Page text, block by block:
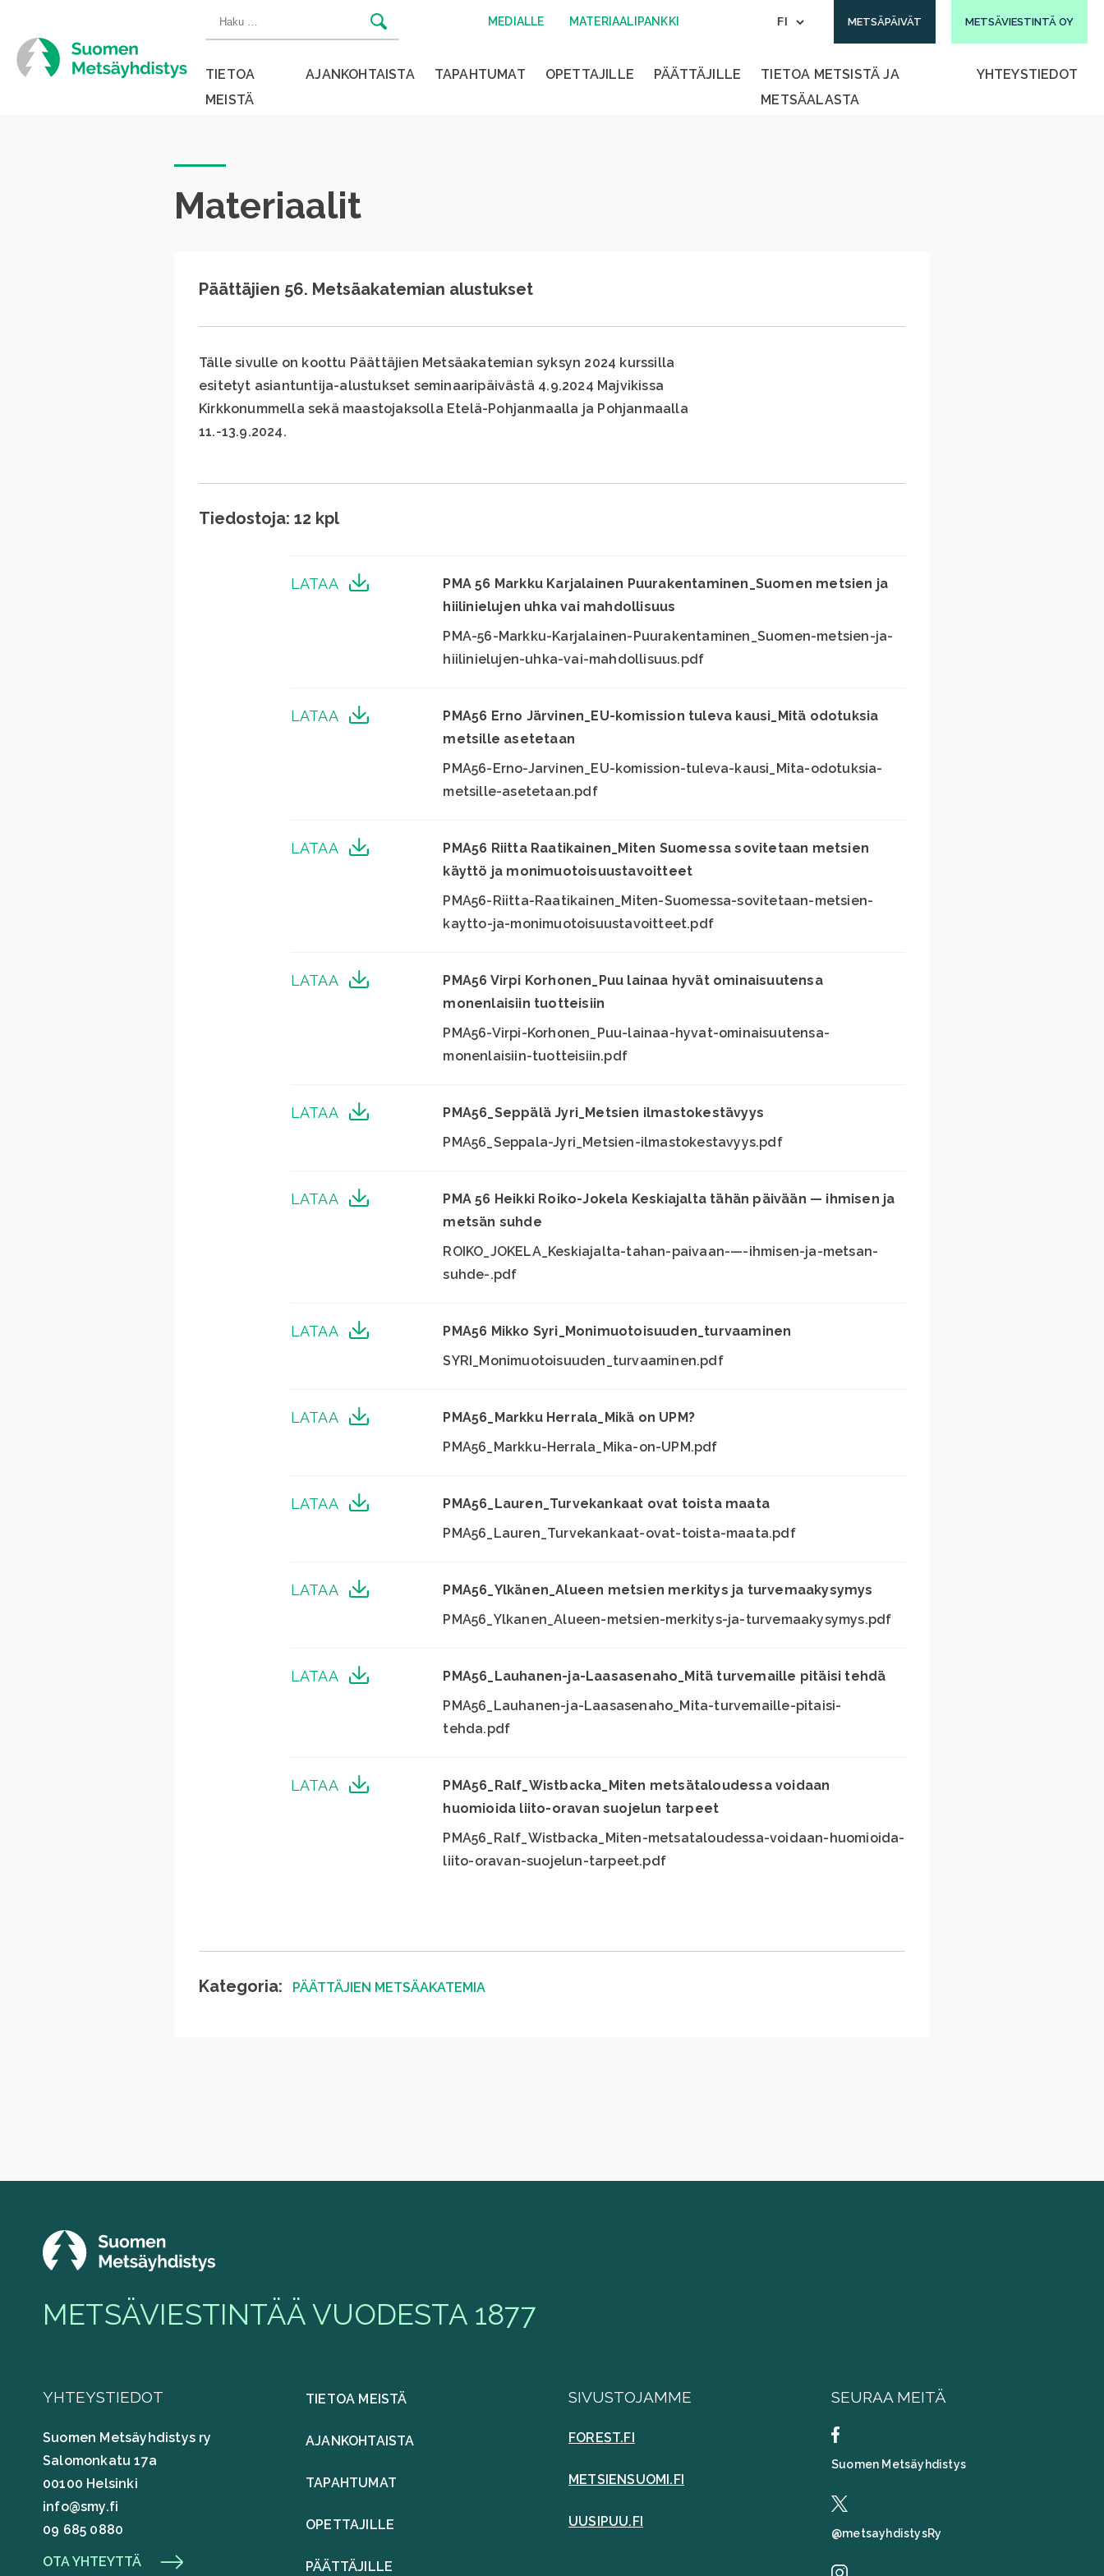
sisältöön
Haku: MEDIALLE MATERIAALIPANKKI METSÄPÄIVÄT METSÄVIESTINTÄ OY
TIETOA
MEISTÄ
AJANKOHTAISTA TAPAHTUMAT OPETTAJILLE PÄÄTTÄJILLE
TIETOA METSISTÄ JA
METSÄALASTA
YHTEYSTIEDOT
Materiaalit
Päättäjien 56. Metsäakatemian alustukset
Tälle sivulle on koottu Päättäjien Metsäakatemian syksyn 2024 kurssilla
esitetyt asiantuntija-alustukset seminaaripäivästä 4.9.2024 Majvikissa
Kirkkonummella sekä maastojaksolla Etelä-Pohjanmaalla ja Pohjanmaalla
11.-13.9.2024.
Tiedostoja: 12 kpl
LATAA
PMA 56 Markku Karjalainen Puurakentaminen_Suomen metsien ja
hiilinielujen uhka vai mahdollisuus
PMA-56-Markku-Karjalainen-Puurakentaminen_Suomen-metsien-ja-
hiilinielujen-uhka-vai-mahdollisuus.pdf
LATAA
PMA56 Erno Järvinen_EU-komission tuleva kausi_Mitä odotuksia
metsille asetetaan
PMA56-Erno-Jarvinen_EU-komission-tuleva-kausi_Mita-odotuksia-
metsille-asetetaan.pdf
LATAA
PMA56 Riitta Raatikainen_Miten Suomessa sovitetaan metsien
käyttö ja monimuotoisuustavoitteet
PMA56-Riitta-Raatikainen_Miten-Suomessa-sovitetaan-metsien-
kaytto-ja-monimuotoisuustavoitteet.pdf
LATAA
PMA56 Virpi Korhonen_Puu lainaa hyvät ominaisuutensa
monenlaisiin tuotteisiin
PMA56-Virpi-Korhonen_Puu-lainaa-hyvat-ominaisuutensa-
monenlaisiin-tuotteisiin.pdf
LATAA
PMA56_Seppälä Jyri_Metsien ilmastokestävyys
PMA56_Seppala-Jyri_Metsien-ilmastokestavyys.pdf
LATAA
PMA 56 Heikki Roiko-Jokela Keskiajalta tähän päivään — ihmisen ja
metsän suhde
ROIKO_JOKELA_Keskiajalta-tahan-paivaan-—-ihmisen-ja-metsan-
suhde-.pdf
LATAA
PMA56 Mikko Syri_Monimuotoisuuden_turvaaminen
SYRI_Monimuotoisuuden_turvaaminen.pdf
LATAA
PMA56_Markku Herrala_Mikä on UPM?
PMA56_Markku-Herrala_Mika-on-UPM.pdf
LATAA
PMA56_Lauren_Turvekankaat ovat toista maata
PMA56_Lauren_Turvekankaat-ovat-toista-maata.pdf
LATAA
PMA56_Ylkänen_Alueen metsien merkitys ja turvemaakysymys
PMA56_Ylkanen_Alueen-metsien-merkitys-ja-turvemaakysymys.pdf
LATAA
PMA56_Lauhanen-ja-Laasasenaho_Mitä turvemaille pitäisi tehdä
PMA56_Lauhanen-ja-Laasasenaho_Mita-turvemaille-pitaisi-
tehda.pdf
LATAA
PMA56_Ralf_Wistbacka_Miten metsätaloudessa voidaan
huomioida liito-oravan suojelun tarpeet
PMA56_Ralf_Wistbacka_Miten-metsataloudessa-voidaan-huomioida-
liito-oravan-suojelun-tarpeet.pdf
Kategoria: PÄÄTTÄJIEN METSÄAKATEMIA
METSÄVIESTINTÄÄ VUODESTA 1877
YHTEYSTIEDOT
Suomen Metsäyhdistys ry
Salomonkatu 17a
00100 Helsinki
info@smy.fi
09 685 0880
OTA YHTEYTTÄ
TIETOA MEISTÄ
AJANKOHTAISTA
TAPAHTUMAT
OPETTAJILLE
PÄÄTTÄJILLE
SIVUSTOJAMME
FOREST.FI
METSIENSUOMI.FI
UUSIPUU.FI
SEURAA MEITÄ
Suomen Metsäyhdistys
@metsayhdistysRy